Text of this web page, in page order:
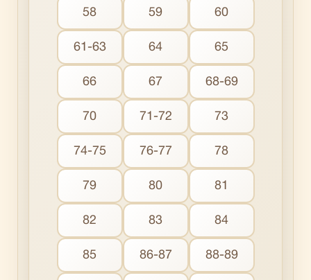
58 59 60
61-63 64 65
66 67 68-69
70 71-72 73
74-75 76-77 78
79 80 81
82 83 84
85 86-87 88-89